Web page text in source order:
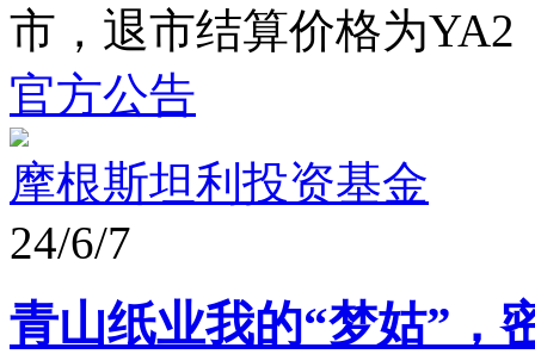
市，退市结算价格为YA2
官方公告
摩根斯坦利投资基金
24/6/7
青山纸业我的“梦姑”，